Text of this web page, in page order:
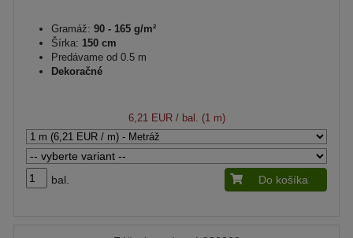
Gramáž: 90 - 165 g/m²
Šírka: 150 cm
Predávame od 0.5 m
Dekoračné
6,21 EUR/ bal. (1 m)
bal. Do košíka